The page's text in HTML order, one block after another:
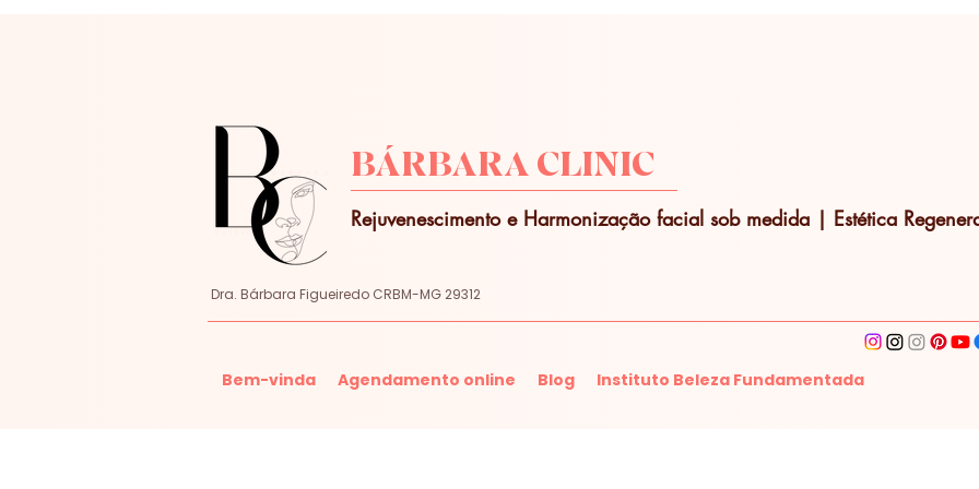
BÁRBARA CLINIC
Rejuvenescimento e Harmonização facial sob medida | Estética
Dra. Bárbara Figueiredo CRBM-MG 29312
Bem-vinda Agendamento online Blog Instituto Beleza Fundamentada